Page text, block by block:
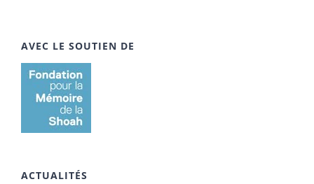
AVEC LE SOUTIEN DE
ACTUALITÉS